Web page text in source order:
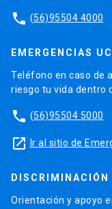
phone (56)95504 4000
EMERGENCIAS UC
Teléfono en caso de
riesgo tu vida dentro
phone (56)95504 5000
launch Ir al sitio de
Orientación y apoyo